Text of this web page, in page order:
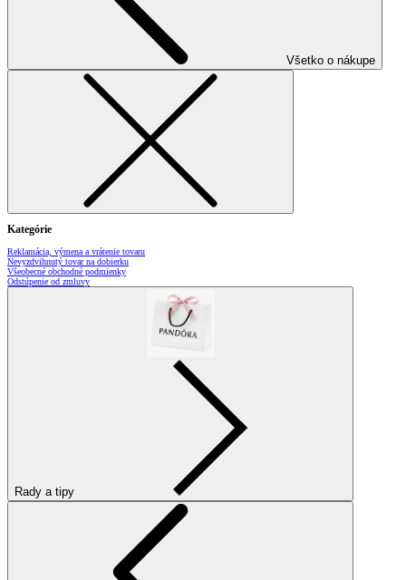
Všetko o nákupe
Kategórie
Reklamácia, výmena a vrátenie tovaru
Nevyzdvihnutý tovar na dobierku
Všeobecné obchodné podmienky
Odstúpenie od zmluvy
Rady a tipy